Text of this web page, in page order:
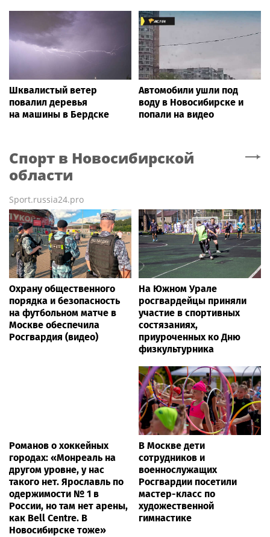
Шквалистый ветер
повалил деревья
на машины в Бердске
Автомобили ушли под
воду в Новосибирске и
попали на видео
Спорт в Новосибирской
области
Sport.russia24.pro
Охрану общественного
порядка и безопасность
на футбольном матче в
Москве обеспечила
Росгвардия (видео)
На Южном Урале
росгвардейцы приняли
участие в спортивных
состязаниях,
приуроченных ко Дню
физкультурника
Романов о хоккейных
городах: «Монреаль на
другом уровне, у нас
такого нет. Ярославль по
одержимости № 1 в
России, но там нет арены,
как Bell Centre. В
Новосибирске тоже»
В Москве дети
сотрудников и
военнослужащих
Росгвардии посетили
мастер-класс по
художественной
гимнастике